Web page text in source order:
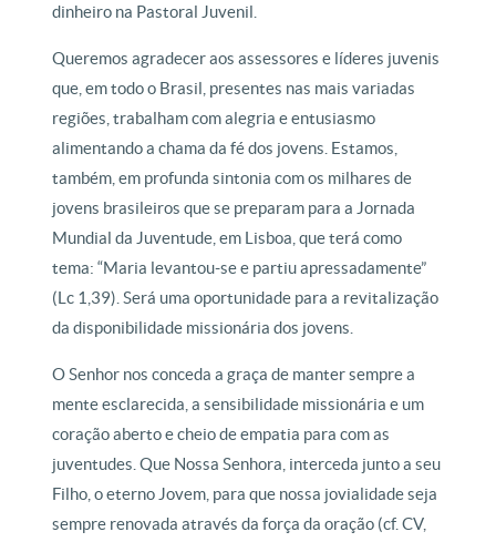
dinheiro na Pastoral Juvenil.
Queremos agradecer aos assessores e líderes juvenis
que, em todo o Brasil, presentes nas mais variadas
regiões, trabalham com alegria e entusiasmo
alimentando a chama da fé dos jovens. Estamos,
também, em profunda sintonia com os milhares de
jovens brasileiros que se preparam para a Jornada
Mundial da Juventude, em Lisboa, que terá como
tema: “Maria levantou-se e partiu apressadamente”
(Lc 1,39). Será uma oportunidade para a revitalização
da disponibilidade missionária dos jovens.
O Senhor nos conceda a graça de manter sempre a
mente esclarecida, a sensibilidade missionária e um
coração aberto e cheio de empatia para com as
juventudes. Que Nossa Senhora, interceda junto a seu
Filho, o eterno Jovem, para que nossa jovialidade seja
sempre renovada através da força da oração (cf. CV,